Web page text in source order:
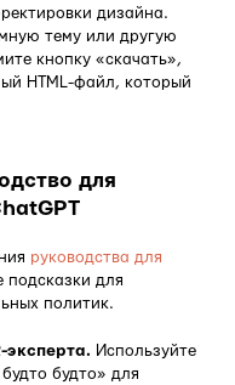
дизайна.
тему или другую
кнопку «скачать»,
HTML-файл, который
для
руководства для
подсказки для
политик.
эксперта. Используйте
будто» для